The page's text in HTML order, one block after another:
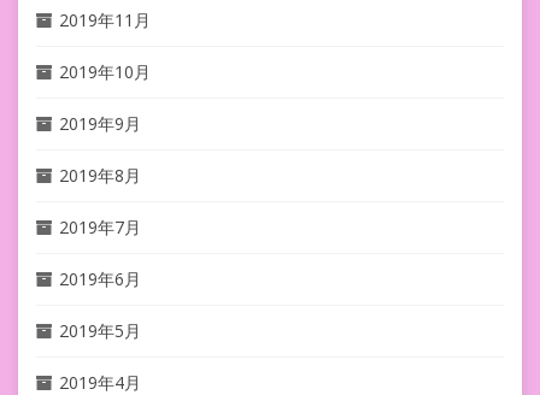
2019年11月
2019年10月
2019年9月
2019年8月
2019年7月
2019年6月
2019年5月
2019年4月